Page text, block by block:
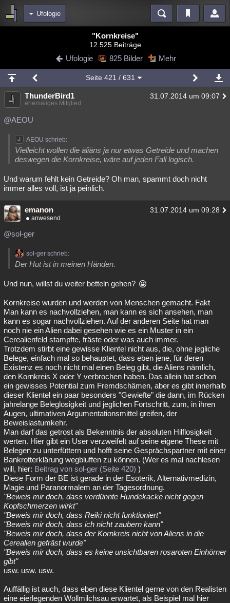
Ufologie
Blogs Videos
Chat Wiki Neuigkeiten
meine Rubriken
Menschen Wissenschaft Mystery Kriminalfälle
Spiritualität
Natur Umfragen
weitere Rubriken
Astronomie Helpdesk Gruppen
Musik Clash Allmystery English
Lesenswert Schlüsselwörter
"Kornkreise"
12.525 Beiträge
Ufologie 825 Bilder Mehr
Seite 421 / 631
ThunderBird1 31.07.2014 um 09:07
ehemaliges Mitglied
@AEOU
AEOU schrieb:
Vielleicht wollen die äliäns ja nur etwas Getreide und machen
deswegen die Kornkreise, wäre auf jeden Fall logisch.
Und warum fehlt kein Getreide? Oh man, spammt doch nicht
immer alles voll, ist ja peinlich.
emanon 31.07.2014 um 09:28
anwesend
@sol-ger
sol-ger schrieb:
Der Hut ist in meinen Händen.
Und nun, willst du weiter betteln gehen?
Kornkreise wurden und werden von Menschen gemacht. Fakt
Man kann es nachvollziehen, man kann es sich ansehen, man
kann es sogar nachvollziehen. Auf der anderen Seite hat man
noch nie ein Alien dabei gesehen wie es ein Muster in ein
Cerealienfeld stampfte, fräste oder was auch immer.
Trotzdem stirbt eine gewisse Klientel nicht aus, die, ohne jegliche
Belege, einfach mal so behauptet, dass eben jene, für deren
Existenz es noch nicht mal einen Beleg gibt, die Aliens nämlich,
den Kornkreis X oder Y verbrochen haben. Das allein hat schon
ein gewisses Potential zum Fremdschämen, aber es gibt innerhalb
dieser Klientel ein paar besonders "Gewiefte" die dann, im Rücken
jahrelange Beleglosigkeit und jeglichen Fortschritt, zum, in ihren
Augen, ultimativen Argumentationsmittel greifen, der
Beweislastumkehr.
Man darf das getrost als Bekenntnis der absoluten Hilflosigkeit
werten. Hier gibt ein User verzweifelt auf seine eigene These mit
Belegen zu unterfüttern und hofft seine Gesprächspartner mit einer
Bankrotterklärung wegbluffen zu können. (Wer es mal nachlesen
will, hier: Beitrag von sol-ger (Seite 420) )
Diese Form der BE ist gerade in der Esoterik, Alternativmedizin,
Magie und Paranormalem an der Tagesordnung.
"Beweis mir doch, dass verdünnte Hundekacke nicht gegen
Kopfschmerzen wirkt"
"Beweis mir doch, dass Reiki nicht funktioniert"
"Beweis mir doch, dass ich nicht zaubern kann"
"Beweis mir doch, dass der Kornkreis nicht von Aliens in die
Cerealien gefräst wurde"
"Beweis mir doch, dass es keine unsichtbaren rosaroten Einhörner
gibt"
usw. usw. usw.
Auffällig ist auch, dass eben diese Klientel gerne von den Realisten
eine eierlegenden Wollmilchsau erwartet, als Beispiel mal hier